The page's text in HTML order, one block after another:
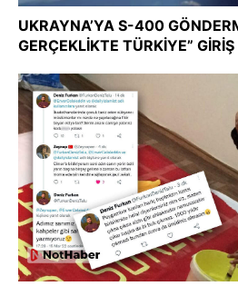
UKRAYNA’YA S-400
GERÇEKLİKTE TÜRKİYE” GİRİŞ